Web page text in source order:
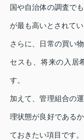
国や自治体の調査で
が最も高いとされてい
さらに、日常の買い
セスも、将来の入居
す。
加えて、管理組合の
理状態が良好である
ておきたい項目です。